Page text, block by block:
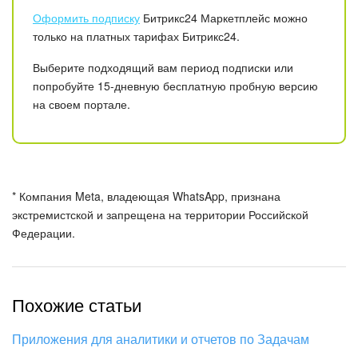
Оформить подписку Битрикс24 Маркетплейс можно
только на платных тарифах Битрикс24.
Выберите подходящий вам период подписки или
попробуйте 15-дневную бесплатную пробную версию
на своем портале.
* Компания Meta, владеющая WhatsApp, признана
экстремистской и запрещена на территории Российской
Федерации.
Похожие статьи
Приложения для аналитики и отчетов по Задачам